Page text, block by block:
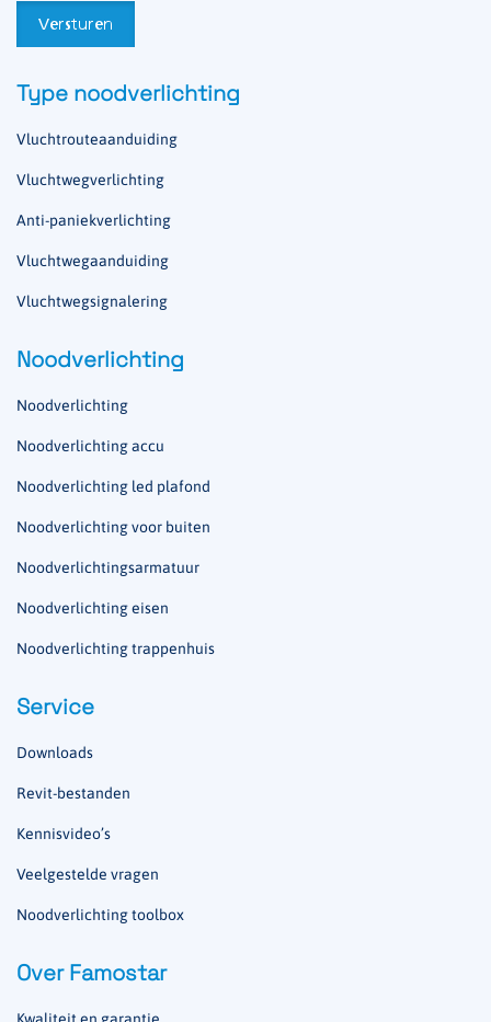
Type noodverlichting
Vluchtrouteaanduiding
Vluchtwegverlichting
Anti-paniekverlichting
Vluchtwegaanduiding
Vluchtwegsignalering
Noodverlichting
Noodverlichting
Noodverlichting accu
Noodverlichting led plafond
Noodverlichting voor buiten
Noodverlichtingsarmatuur
Noodverlichting eisen
Noodverlichting trappenhuis
Service
Downloads
Revit-bestanden
Kennisvideo’s
Veelgestelde vragen
Noodverlichting toolbox
Over Famostar